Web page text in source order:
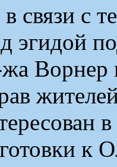
в связи с
эгидой
Ворнер
в
к